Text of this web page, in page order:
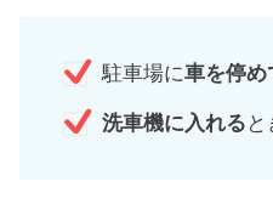
駐車場に車を停め
洗車機に入れる と